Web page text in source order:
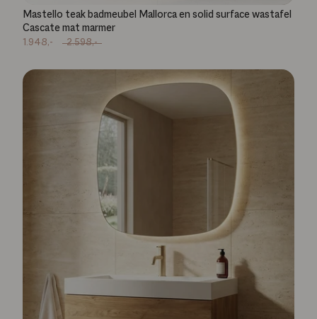
Mastello teak badmeubel Mallorca en solid surface wastafel
Cascate mat marmer
1.948,- 2.598,-